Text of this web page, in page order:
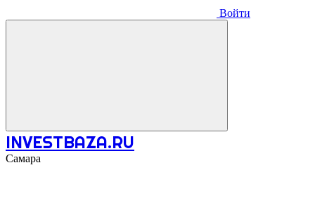
Войти
INVESTBAZA.RU
Самара